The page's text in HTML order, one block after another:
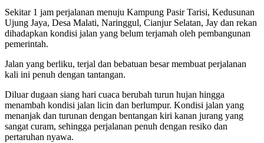
Sekitar 1 jam perjalanan menuju Kampung Pasir Tarisi, Kedusunan
Ujung Jaya, Desa Malati, Naringgul, Cianjur Selatan, Jay dan rekan
dihadapkan kondisi jalan yang belum terjamah oleh pembangunan
pemerintah.
Jalan yang berliku, terjal dan bebatuan besar membuat perjalanan
kali ini penuh dengan tantangan.
Diluar dugaan siang hari cuaca berubah turun hujan hingga
menambah kondisi jalan licin dan berlumpur. Kondisi jalan yang
menanjak dan turunan dengan bentangan kiri kanan jurang yang
sangat curam, sehingga perjalanan penuh dengan resiko dan
pertaruhan nyawa.